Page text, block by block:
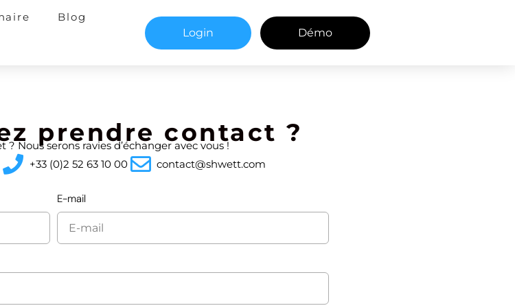
Blog
Login Démo
prendre contact ?
Nous serons ravies d’échanger avec vous !
+33 (0)2 52 63 10 00 contact@shwett.com
E-mail